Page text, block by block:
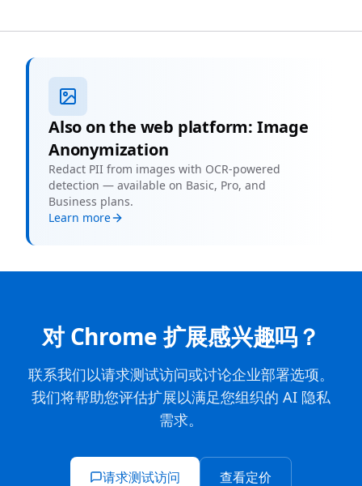
Also on the web platform: Image
Anonymization
Redact PII from images with OCR-powered
detection — available on Basic, Pro, and
Business plans.
Learn more
对 Chrome 扩展感兴趣吗？
联系我们以请求测试访问或讨论企业部署选项。
我们将帮助您评估扩展以满足您组织的 AI 隐私
需求。
请求测试访问 查看定价